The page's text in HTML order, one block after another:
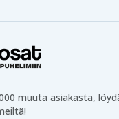
muuta asiakasta,